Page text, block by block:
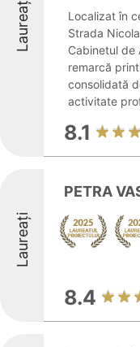
Laureați
Localizat în
Strada
Cabinetul de
remarcă
consolidată
activitate
8.1
Laureați
PETRA
8.4